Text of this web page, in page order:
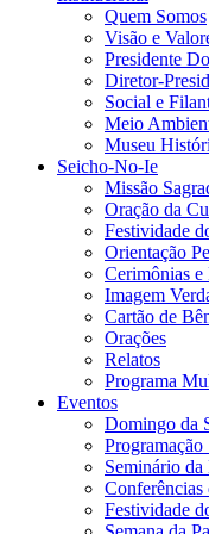
Quem Somos
Visão e
Presidente
Diretor-
Social e
Meio
Museu
Seicho-No-Ie
Missão
Oração da
Festividade
Orientação
Cerimônias e
Imagem
Cartão de
Orações
Relatos
Programa
Eventos
Domingo da
Programação
Seminário
Conferências
Festividade